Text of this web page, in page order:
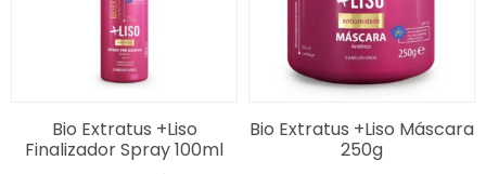
Bio Extratus +Liso
Finalizador Spray 100ml
Bio Extratus +Liso Máscara
250g